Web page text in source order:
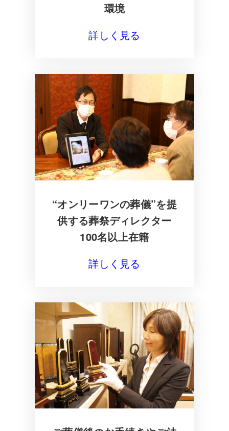
環境
詳しく見る
“オンリーワンの葬儀”を提
供する葬祭ディレクター
100名以上在籍
詳しく見る